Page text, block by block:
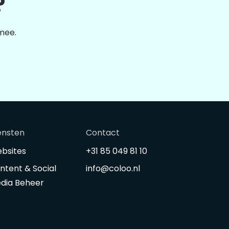
Contact
+31 85 049 81 10
info@coloo.nl
& Social
Beheer